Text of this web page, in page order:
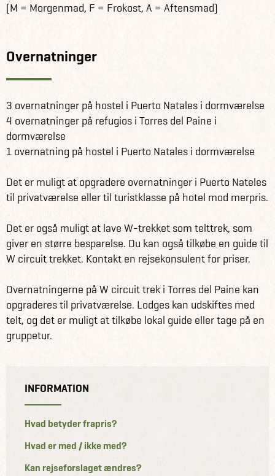
(M = Morgenmad, F = Frokost, A = Aftensmad)
Overnatninger
3 overnatninger på hostel i Puerto Natales i dormværelse
4 overnatninger på refugios i Torres del Paine i
dormværelse
1 overnatning på hostel i Puerto Natales i dormværelse
Det er muligt at opgradere overnatninger i Puerto Nateles
til privatværelse eller til turistklasse på hotel mod merpris.
Det er også muligt at lave W-trekket som telttrek, som
giver en større besparelse. Du kan også tilkøbe en guide til
W circuit trekket. Kontakt en rejsekonsulent for priser.
Overnatningerne på W circuit trek i Torres del Paine kan
opgraderes til privatværelse. Lodges kan udskiftes med
telt, og det er muligt at tilkøbe lokal guide eller tage på en
gruppetur.
INFORMATION
Hvad betyder frapris?
Hvad er med / ikke med?
Kan rejseforslaget ændres?